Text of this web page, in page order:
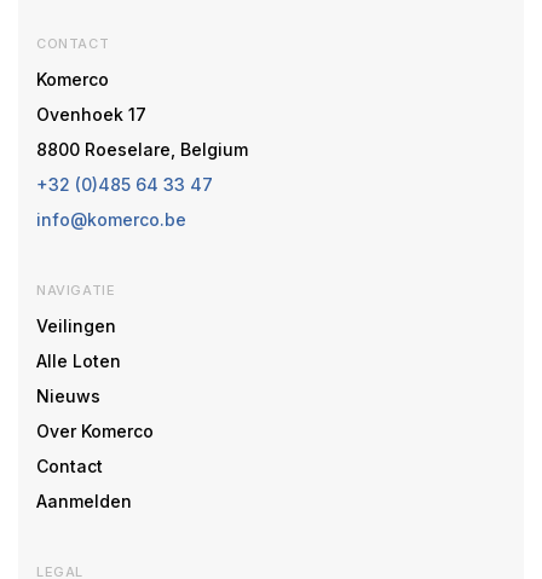
CONTACT
Komerco
Ovenhoek 17
8800 Roeselare, Belgium
+32 (0)485 64 33 47
info@komerco.be
NAVIGATIE
Veilingen
Alle Loten
Nieuws
Over Komerco
Contact
Aanmelden
LEGAL